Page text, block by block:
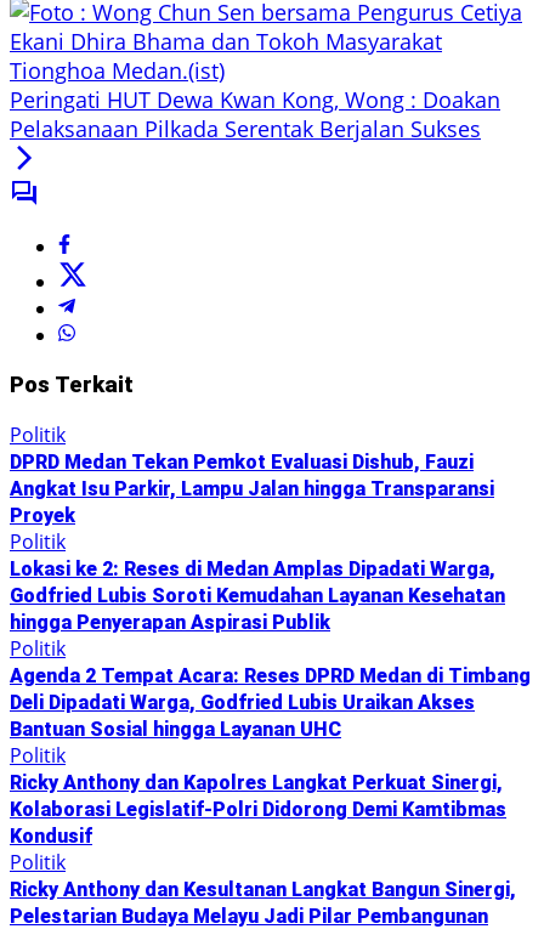
Peringati HUT Dewa Kwan Kong, Wong : Doakan
Pelaksanaan Pilkada Serentak Berjalan Sukses
Pos Terkait
Politik
DPRD Medan Tekan Pemkot Evaluasi Dishub, Fauzi
Angkat Isu Parkir, Lampu Jalan hingga Transparansi
Proyek
Politik
Lokasi ke 2: Reses di Medan Amplas Dipadati Warga,
Godfried Lubis Soroti Kemudahan Layanan Kesehatan
hingga Penyerapan Aspirasi Publik
Politik
Agenda 2 Tempat Acara: Reses DPRD Medan di Timbang
Deli Dipadati Warga, Godfried Lubis Uraikan Akses
Bantuan Sosial hingga Layanan UHC
Politik
Ricky Anthony dan Kapolres Langkat Perkuat Sinergi,
Kolaborasi Legislatif-Polri Didorong Demi Kamtibmas
Kondusif
Politik
Ricky Anthony dan Kesultanan Langkat Bangun Sinergi,
Pelestarian Budaya Melayu Jadi Pilar Pembangunan